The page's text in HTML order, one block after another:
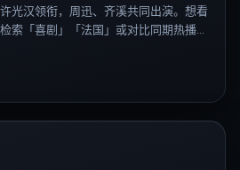
光汉领衔，周迅、齐溪共同出演。想看
索「喜剧」「法国」或对比同期热播榜
长尾词。